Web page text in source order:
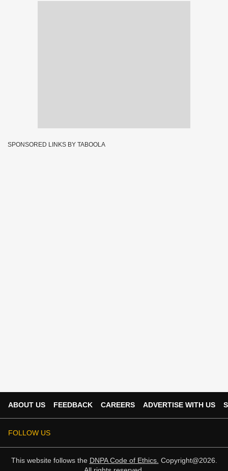
SPONSORED LINKS BY TABOOLA
ABOUT US FEEDBACK CAREERS ADVERTISE WITH US
FOLLOW US
This website follows the DNPA Code of Ethics. Copyright@2026.